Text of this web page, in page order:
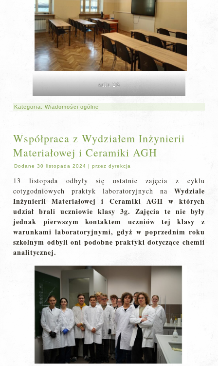
sala 26
Kategoria:Wiadomości ogólne
Współpraca z Wydziałem Inżynierii
Materiałowej i Ceramiki AGH
Dodane 30 listopada 2024 |przez dyrekcja
13 listopada odbyły się ostatnie zajęcia z cyklu
cotygodniowych praktyk laboratoryjnych na Wydziale
Inżynierii Materiałowej i Ceramiki AGH w których
udział brali uczniowie klasy 3g. Zajęcia te nie były
jednak pierwszym kontaktem uczniów tej klasy z
warunkami laboratoryjnymi, gdyż w poprzednim roku
szkolnym odbyli oni podobne praktyki dotyczące chemii
analitycznej.